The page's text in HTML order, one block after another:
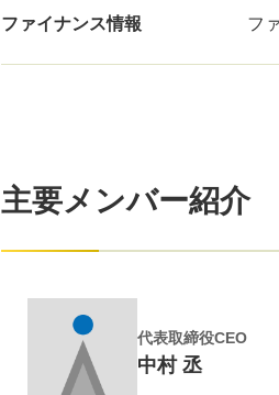
ファイナンス情報 フ
主要メンバー紹介
代表取締役CEO
中村 丞